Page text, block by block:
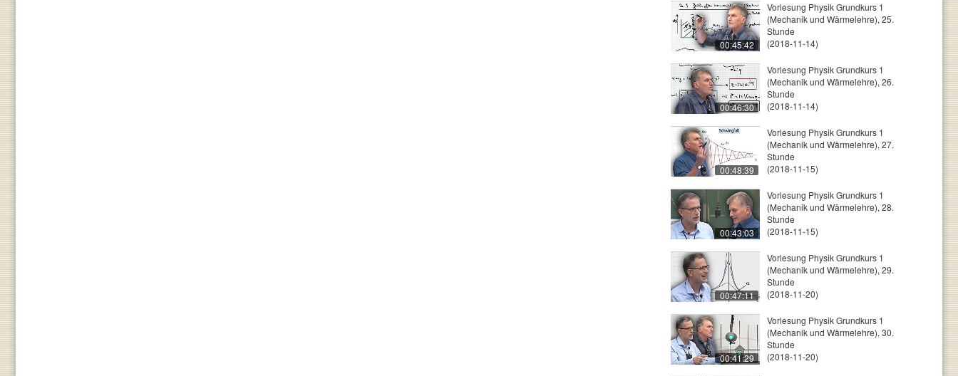
00:45:42
Vorlesung Physik Grundkurs 1
(Mechanik und Wärmelehre), 25.
Stunde
(2018-11-14)
00:46:30
Vorlesung Physik Grundkurs 1
(Mechanik und Wärmelehre), 26.
Stunde
(2018-11-14)
00:48:39
Vorlesung Physik Grundkurs 1
(Mechanik und Wärmelehre), 27.
Stunde
(2018-11-15)
00:43:03
Vorlesung Physik Grundkurs 1
(Mechanik und Wärmelehre), 28.
Stunde
(2018-11-15)
00:47:11
Vorlesung Physik Grundkurs 1
(Mechanik und Wärmelehre), 29.
Stunde
(2018-11-20)
00:41:29
Vorlesung Physik Grundkurs 1
(Mechanik und Wärmelehre), 30.
Stunde
(2018-11-20)